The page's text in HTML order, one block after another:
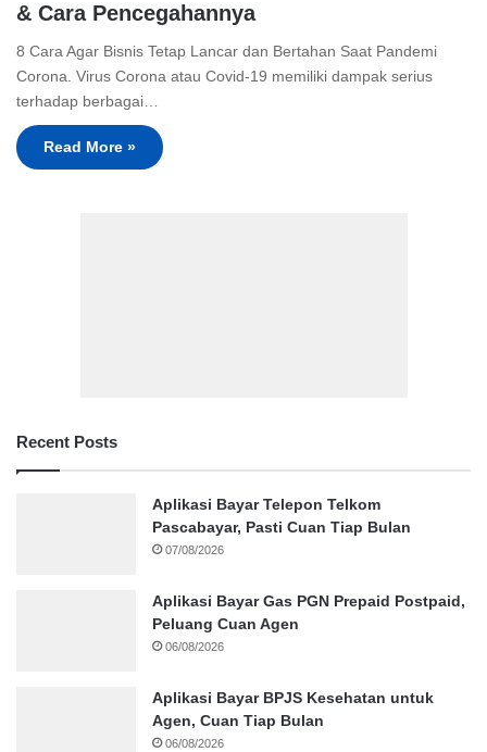
& Cara Pencegahannya
8 Cara Agar Bisnis Tetap Lancar dan Bertahan Saat Pandemi
Corona. Virus Corona atau Covid-19 memiliki dampak serius
terhadap berbagai…
Read More »
Recent Posts
Aplikasi Bayar Telepon Telkom
Pascabayar, Pasti Cuan Tiap Bulan
07/08/2026
Aplikasi Bayar Gas PGN Prepaid Postpaid,
Peluang Cuan Agen
06/08/2026
Aplikasi Bayar BPJS Kesehatan untuk
Agen, Cuan Tiap Bulan
06/08/2026